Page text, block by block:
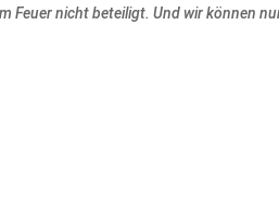
Feuer nicht beteiligt. Und wir können